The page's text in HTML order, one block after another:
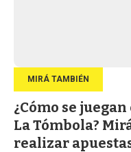
¿Cómo se
La Tómbola?
realizar